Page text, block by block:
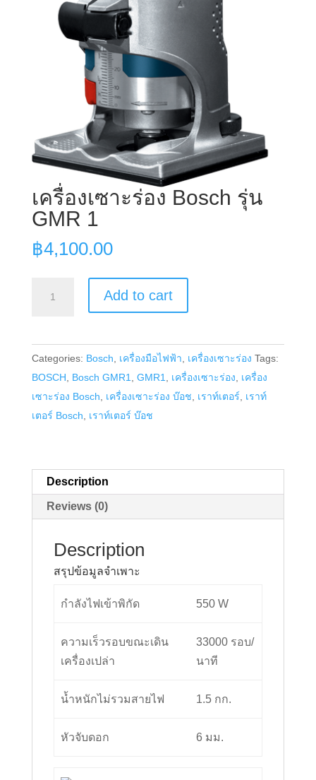
เครื่องเซาะร่อง Bosch รุ่น
GMR 1
฿4,100.00
Bosch
รุ่น
GMR
1
quantity
Add to cart
Categories: Bosch, เครื่องมือไฟฟ้า, เครื่องเซาะร่อง Tags:
BOSCH, Bosch GMR1, GMR1, เครื่องเซาะร่อง, เครื่อง
เซาะร่อง Bosch, เครื่องเซาะร่อง บ๊อช, เราท์เตอร์, เราท์
เตอร์ Bosch, เราท์เตอร์ บ๊อช
Description
Reviews (0)
Description
สรุปข้อมูลจำเพาะ
กำลังไฟเข้าพิกัด 550 W
ความเร็วรอบขณะเดิน
เครื่องเปล่า
33000 รอบ/
นาที
น้ำหนักไม่รวมสายไฟ 1.5 กก.
หัวจับดอก 6 มม.